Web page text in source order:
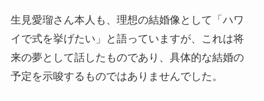
生見愛瑠さん本人も、理想の結婚像として「ハワ
イで式を挙げたい」と語っていますが、これは将
来の夢として話したものであり、具体的な結婚の
予定を示唆するものではありませんでした。